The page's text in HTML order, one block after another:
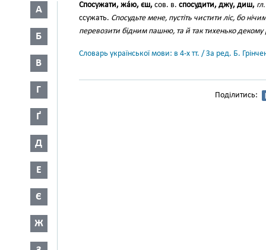
А
Б
В
Г
Ґ
Д
Е
Є
Ж
Спосужати, жа́ю, єш, сов. в. спосудити, джу, диш, гл.
ссужать. Спосудьте мене, пустіть чистити ліс, бо
перевозити бідним пашню, та й так тихенько
Словарь української мови: в 4-х тт. / За ред. Б.
Поділитись: